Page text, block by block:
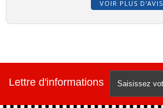
VOIR PLUS D'AVIS
Lettre d'informations